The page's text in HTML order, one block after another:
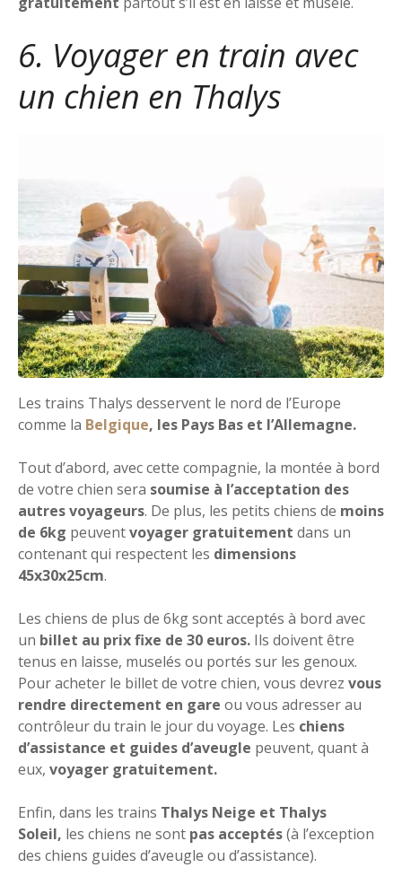
6. Voyager en train avec
un chien en Thalys
Les trains Thalys desservent le nord de l’Europe
comme la Belgique, les Pays Bas et l’Allemagne.
Tout d’abord, avec cette compagnie, la montée à bord
de votre chien sera soumise à l’acceptation des
autres voyageurs. De plus, les petits chiens de moins
de 6kg peuventvoyager gratuitement dans un
contenant qui respectent les dimensions
45x30x25cm.
Les chiens de plus de 6kg sont acceptés à bord avec
un billet au prix fixe de 30 euros. Ils doivent être
tenus en laisse, muselés ou portés sur les genoux.
Pour acheter le billet de votre chien, vous devrez vous
rendre directement en gare ou vous adresser au
contrôleur du train le jour du voyage. Les chiens
d’assistance et guides d’aveugle peuvent, quant à
eux, voyager gratuitement.
Enfin, dans les trains Thalys Neige et Thalys
Soleil, les chiens ne sont pas acceptés(à l’exception
des chiens guides d’aveugle ou d’assistance).